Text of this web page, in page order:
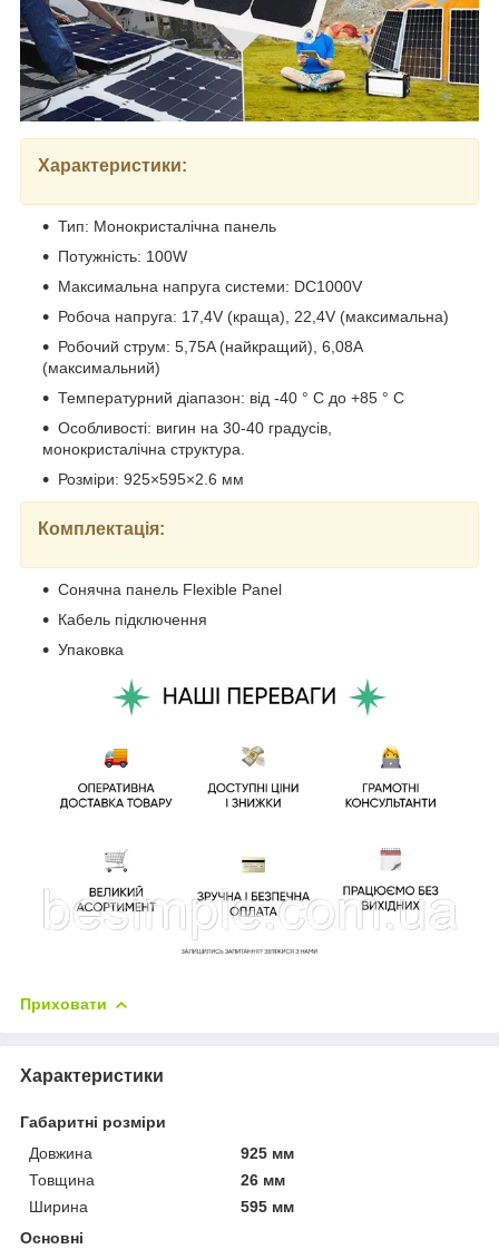
Характеристики:
Тип: Монокристалічна панель
Потужність: 100W
Максимальна напруга системи: DC1000V
Робоча напруга: 17,4V (краща), 22,4V (максимальна)
Робочий струм: 5,75A (найкращий), 6,08A
(максимальний)
Температурний діапазон: від -40 ° C до +85 ° C
Особливості: вигин на 30-40 градусів,
монокристалічна структура.
Розміри: 925×595×2.6 мм
Комплектація:
Сонячна панель Flexible Panel
Кабель підключення
Упаковка
Приховати
Характеристики
Габаритні розміри
Довжина
925 мм
Товщина
26 мм
Ширина
595 мм
Основні